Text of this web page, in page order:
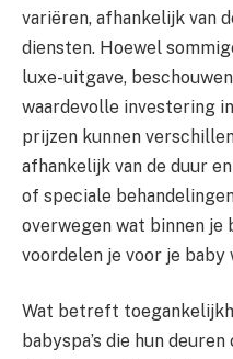
variëren, afhankelijk van
diensten. Hoewel
luxe-uitgave,
waardevolle investering
prijzen kunnen
afhankelijk van de duur
of speciale
overwegen wat binnen je
voordelen je voor je baby
Wat betreft
babyspa’s die hun